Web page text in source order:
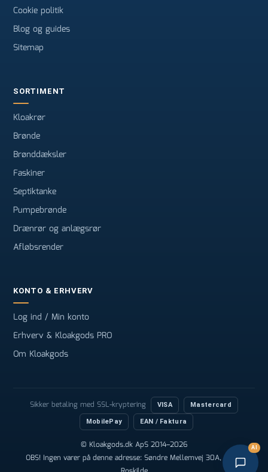
Cookie politik
Blog og guides
Sitemap
SORTIMENT
Kloakrør
Brønde
Brønddæksler
Faskiner
Septiktanke
Pumpebrønde
Drænrør og anlægsrør
Afløbsrender
KONTO & ERHVERV
Log ind / Min konto
Erhverv & Kloakgods PRO
Om Kloakgods
Sikker betaling med SSL-kryptering VISA Mastercard
MobilePay EAN / Faktura
© Kloakgods.dk ApS 2014–2026
OBS! Ingen varer på denne adresse: Søndre Mellemvej 30A, 4000
AI